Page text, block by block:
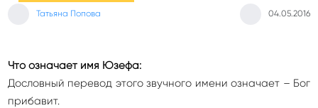
Татьяна Попова 04.05.2016
Что означает имя Юзефа:
Дословный перевод этого звучного имени означает – Бог
прибавит.